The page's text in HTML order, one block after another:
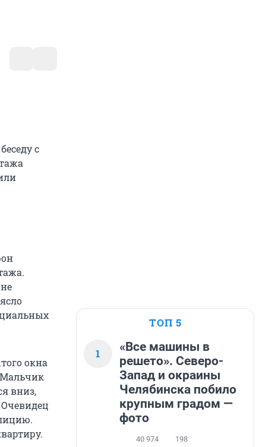
с
окна
Мальчик
вниз,
ТОП 5
1
«Все машины в
решето». Северо-
Запад и окраины
Челябинска побило
крупным градом —
фото
40 974 198